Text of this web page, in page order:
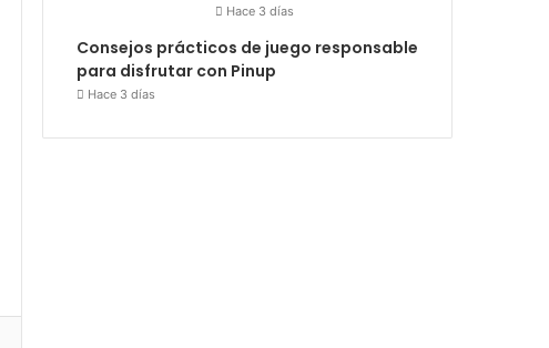
Hace 3 días
Consejos prácticos de juego responsable
para disfrutar con Pinup
Hace 3 días